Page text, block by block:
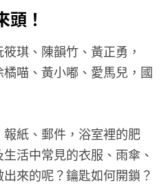
頭！
琪、陳韻竹、黃正勇，
喵、黃小嘟、愛馬兒，國
紙、郵件，浴室裡的肥
活中常見的衣服、雨傘、
來的呢？鑰匙如何開鎖？